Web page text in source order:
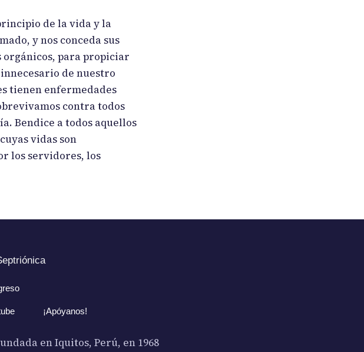
de la vida y la
y nos conceda sus
orgánicos, para propiciar
de nuestro
tienen enfermedades
contra todos
Bendice a todos aquellos
vidas son
los servidores, los
¡Apóyanos!
en Iquitos, Perú, en 1968